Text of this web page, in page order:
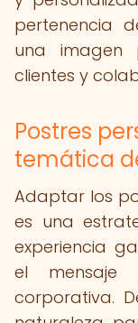
pertenencia
una imagen
clientes y
Postres
temática
Adaptar los
es una
experiencia
el
corporativa.